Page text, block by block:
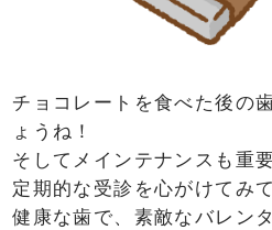
チョコレートを食べた後の
ょうね！
そしてメインテナンスも重
定期的な受診を心がけてみ
健康な歯で、素敵なバレン